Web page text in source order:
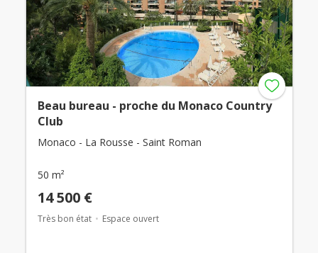
Beau bureau - proche du Monaco Country
Club
Monaco - La Rousse - Saint Roman
50 m²
14 500 €
Très bon état Espace ouvert